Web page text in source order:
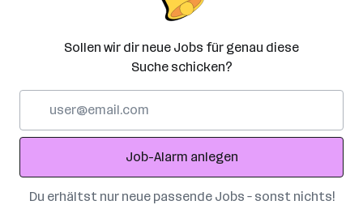
Sollen wir dir neue Jobs für genau diese
Suche schicken?
Adresse
Job-Alarm anlegen
Du erhältst nur neue passende Jobs – sonst nichts!